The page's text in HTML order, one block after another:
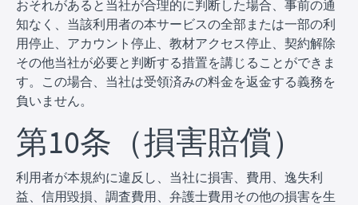
おそれがあると当社が合理的に判断した場合、事前の通
知なく、当該利用者の本サービスの全部または一部の利
用停止、アカウント停止、教材アクセス停止、契約解除
その他当社が必要と判断する措置を講じることができま
す。この場合、当社は受領済みの料金を返金する義務を
負いません。
第10条（損害賠償）
利用者が本規約に違反し、当社に損害、費用、逸失利
益、信用毀損、調査費用、弁護士費用その他の損害を生